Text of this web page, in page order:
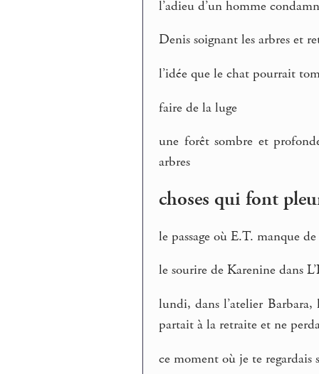
l’adieu d’un homme
Denis soignant les arbres et
l’idée que le chat pourrait
faire de la luge
une forêt sombre et
arbres
choses qui font
le passage où E.T. manque
le sourire de Karenine dans
lundi, dans l’atelier
partait à la retraite et ne
ce moment où je te regardais